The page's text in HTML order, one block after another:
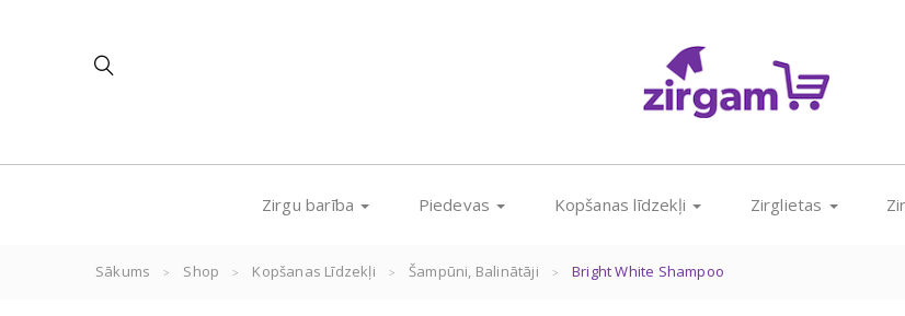
Zirgu barība Piedevas Kopšanas līdzekļi Zirglietas
Sākums Shop Kopšanas Līdzekļi Šampūni, Balinātāji Bright White Shampoo